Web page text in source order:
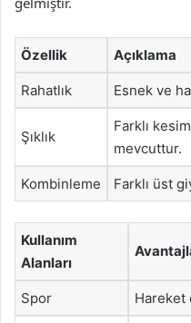
Özellik Açıklama
Rahatlık Esnek ve
Şıklık
Farklı
mevcuttur.
Kombinleme Farklı üst
Kullanım
Alanları
Spor Hareket